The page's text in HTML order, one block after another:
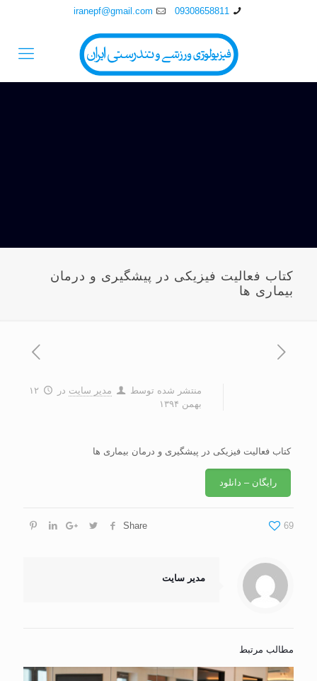
09308658811
iranepf@gmail.com
کتاب فعالیت فیزیکی در پیشگیری و درمان
بیماری ها
منتشر شده توسط مدیر سایت در
۱۲
بهمن ۱۳۹۴
کتاب فعالیت فیزیکی در پیشگیری و درمان بیماری ها
رایگان – دانلود
Share 69
مدیر سایت
مطالب مرتبط